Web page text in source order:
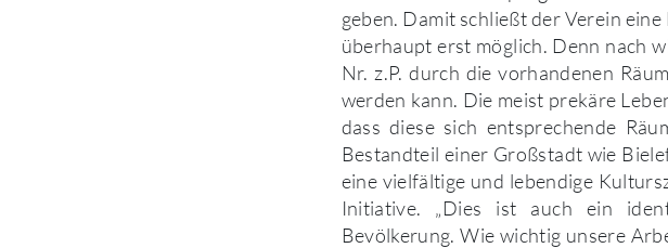
geben. Damit schließt der Verein
überhaupt erst möglich. Denn nach
Nr. z.P. durch die vorhandenen
werden kann. Die meist prekäre
dass diese sich entsprechende
Bestandteil einer Großstadt wie
eine vielfältige und lebendige
Initiative. „Dies ist auch ein
Bevölkerung. Wie wichtig unsere